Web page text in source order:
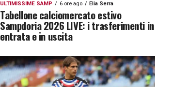
ULTIMISSIME SAMP 6 ore ago Elia Serra
Tabellone calciomercato estivo
Sampdoria 2026 LIVE: i trasferimenti in
entrata e in uscita